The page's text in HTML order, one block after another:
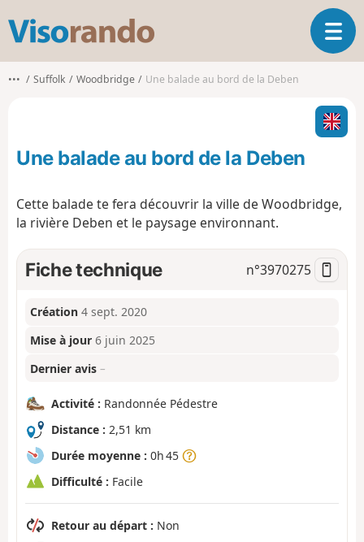
s
o
o
O
u
i
r
l
v
a
t
••• Suffolk Woodbridge Une balade au bord de la Deben
Une balade au bord de la Deben
Cette balade te fera découvrir la ville de Woodbridge,
la rivière Deben et le paysage environnant.
Fiche technique n°3970275
Création 4 sept. 2020
Mise à jour 6 juin 2025
Dernier avis –
Activité : Randonnée Pédestre
Distance : 2,51 km
Durée moyenne : 0h 45
Difficulté : Facile
Retour au départ : Non